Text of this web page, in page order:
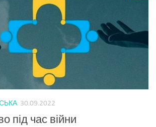
30.09.2022
під час війни